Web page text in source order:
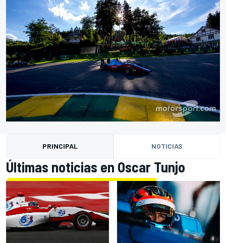
PRINCIPAL NOTICIAS
Últimas noticias en Oscar Tunjo